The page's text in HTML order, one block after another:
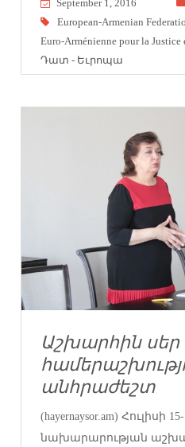
September 1, 2016
European-Armenian
Euro-Arménienne pour la Justice
Դատ - Եւրոպա
Աշխարհին սեր
անհրաժեշտ
(hayernaysor.am) Հուլիսի
նախարարության